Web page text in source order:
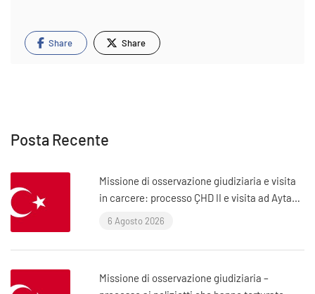
Share Share
Posta Recente
Missione di osservazione giudiziaria e visita
in carcere: processo ÇHD II e visita ad Aytaç
Ünsal (Istanbul, Turchia)
6 Agosto 2026
Missione di osservazione giudiziaria –